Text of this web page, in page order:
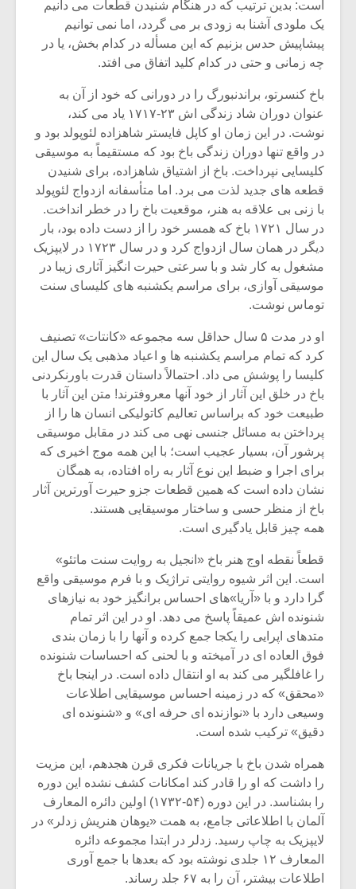
است: بدین ترتیب که در هنگام شنیدن قطعات مى دانیم
یک ملودى آشنا به زودى بر مى گردد، اما نمى توانیم
پیشاپیش حدس بزنیم که این مسأله در کدام بخش، یا در
چه زمانى و حتى در کدام کلید اتفاق مى افتد.
باخ کنسرتو، براندنبورگ را در دورانى که خود از آن به
عنوان دوران شاد زندگى اش ۲۳-۱۷۱۷ یاد مى کند،
نوشت. در این زمان او کاپل فایستر شاهزاده لئوپولد بود و
در واقع تنها دوران زندگى باخ بود که مستقیماً به موسیقى
کلیسایى نپرداخت. باخ از اشتیاق شاهزاده، براى شنیدن
قطعه هاى جدید لذت مى برد. اما متأسفانه ازدواج لئوپولد
با زنى بى علاقه به هنر، موقعیت باخ را در خطر انداخت.
در سال ۱۷۲۱ باخ که همسر خود را از دست داده بود، بار
دیگر در همان سال ازدواج کرد و در سال ۱۷۲۳ در لایپزیک
مشغول به کار شد و با سرعتى حیرت انگیز آثارى زیبا در
موسیقى آوازى، براى مراسم یکشنبه هاى کلیساى سنت
توماس نوشت.
او در مدت ۵ سال حداقل سه مجموعه «کانتات» تصنیف
کرد که تمام مراسم یکشنبه ها و اعیاد مذهبى یک سال این
کلیسا را پوشش مى داد. احتمالاً داستان قدرت باورنکردنى
باخ در خلق این آثار از خود آنها معروفترند! متن این آثار با
طبیعت خود که براساس تعالیم کاتولیکى انسان ها را از
پرداختن به مسائل جنسى نهى مى کند در مقابل موسیقى
پرشور آن، بسیار عجیب است؛ با این همه موج اخیرى که
براى اجرا و ضبط این نوع آثار به راه افتاده، به همگان
نشان داده است که همین قطعات جزو حیرت آورترین آثار
باخ از منظر حسى و ساختار موسیقایى هستند.
همه چیز قابل یادگیرى است.
قطعاً نقطه اوج هنر باخ «انجیل به روایت سنت ماتئو»
است. این اثر شیوه روایتى تراژیک و با فرم موسیقى واقع
گرا دارد و با «آریا»هاى احساس برانگیز خود به نیازهاى
شنونده اش عمیقاً پاسخ مى دهد. او در این اثر تمام
متدهاى اپرایى را یکجا جمع کرده و آنها را با زمان بندى
فوق العاده اى در آمیخته و با لحنى که احساسات شنونده
را غافلگیر مى کند به او انتقال داده است. در اینجا باخ
«محقق» که در زمینه احساس موسیقایى اطلاعات
وسیعى دارد با «نوازنده اى حرفه اى» و «شنونده اى
دقیق» ترکیب شده است.
همراه شدن باخ با جریانات فکرى قرن هجدهم، این مزیت
را داشت که او را قادر کند امکانات کشف نشده این دوره
را بشناسد. در این دوره (۵۴-۱۷۳۲) اولین دائره المعارف
آلمان با اطلاعاتى جامع، به همت «یوهان هنریش زدلر» در
لایپزیک به چاپ رسید. زدلر در ابتدا مجموعه دائره
المعارف ۱۲ جلدى نوشته بود که بعدها با جمع آورى
اطلاعات بیشتر، آن را به ۶۷ جلد رساند.